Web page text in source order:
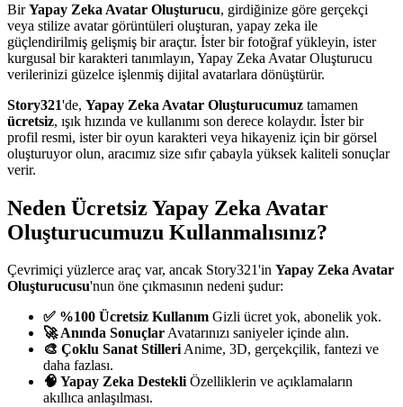
BirYapay Zeka Avatar Oluşturucu, girdiğinize göre gerçekçi
veya stilize avatar görüntüleri oluşturan, yapay zeka ile
güçlendirilmiş gelişmiş bir araçtır. İster bir fotoğraf yükleyin, ister
kurgusal bir karakteri tanımlayın, Yapay Zeka Avatar Oluşturucu
verilerinizi güzelce işlenmiş dijital avatarlara dönüştürür.
Story321'de, Yapay Zeka Avatar Oluşturucumuz tamamen
ücretsiz, ışık hızında ve kullanımı son derece kolaydır. İster bir
profil resmi, ister bir oyun karakteri veya hikayeniz için bir görsel
oluşturuyor olun, aracımız size sıfır çabayla yüksek kaliteli sonuçlar
verir.
Neden Ücretsiz Yapay Zeka Avatar
Oluşturucumuzu Kullanmalısınız?
Çevrimiçi yüzlerce araç var, ancak Story321'in Yapay Zeka Avatar
Oluşturucusu'nun öne çıkmasının nedeni şudur:
✅ %100 Ücretsiz Kullanım Gizli ücret yok, abonelik yok.
🚀 Anında SonuçlarAvatarınızı saniyeler içinde alın.
🎨 Çoklu Sanat StilleriAnime, 3D, gerçekçilik, fantezi ve
daha fazlası.
🧠 Yapay Zeka DestekliÖzelliklerin ve açıklamaların
akıllıca anlaşılması.